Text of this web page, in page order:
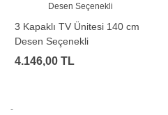
3 Kapaklı TV Ünitesi 140 cm
Desen Seçenekli
4.146,00 TL
-